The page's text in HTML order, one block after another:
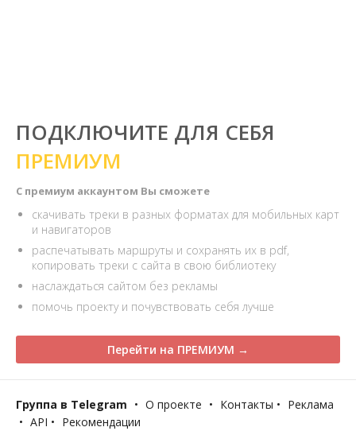
ПОДКЛЮЧИТЕ ДЛЯ СЕБЯ
ПРЕМИУМ
С премиум аккаунтом Вы сможете
скачивать треки в разных форматах для мобильных карт
и навигаторов
распечатывать маршруты и сохранять их в pdf,
копировать треки с сайта в свою библиотеку
наслаждаться сайтом без рекламы
помочь проекту и почувствовать себя лучше
Перейти на ПРЕМИУМ →
Группа в Telegram • О проекте • Контакты • Реклама
• API • Рекомендации